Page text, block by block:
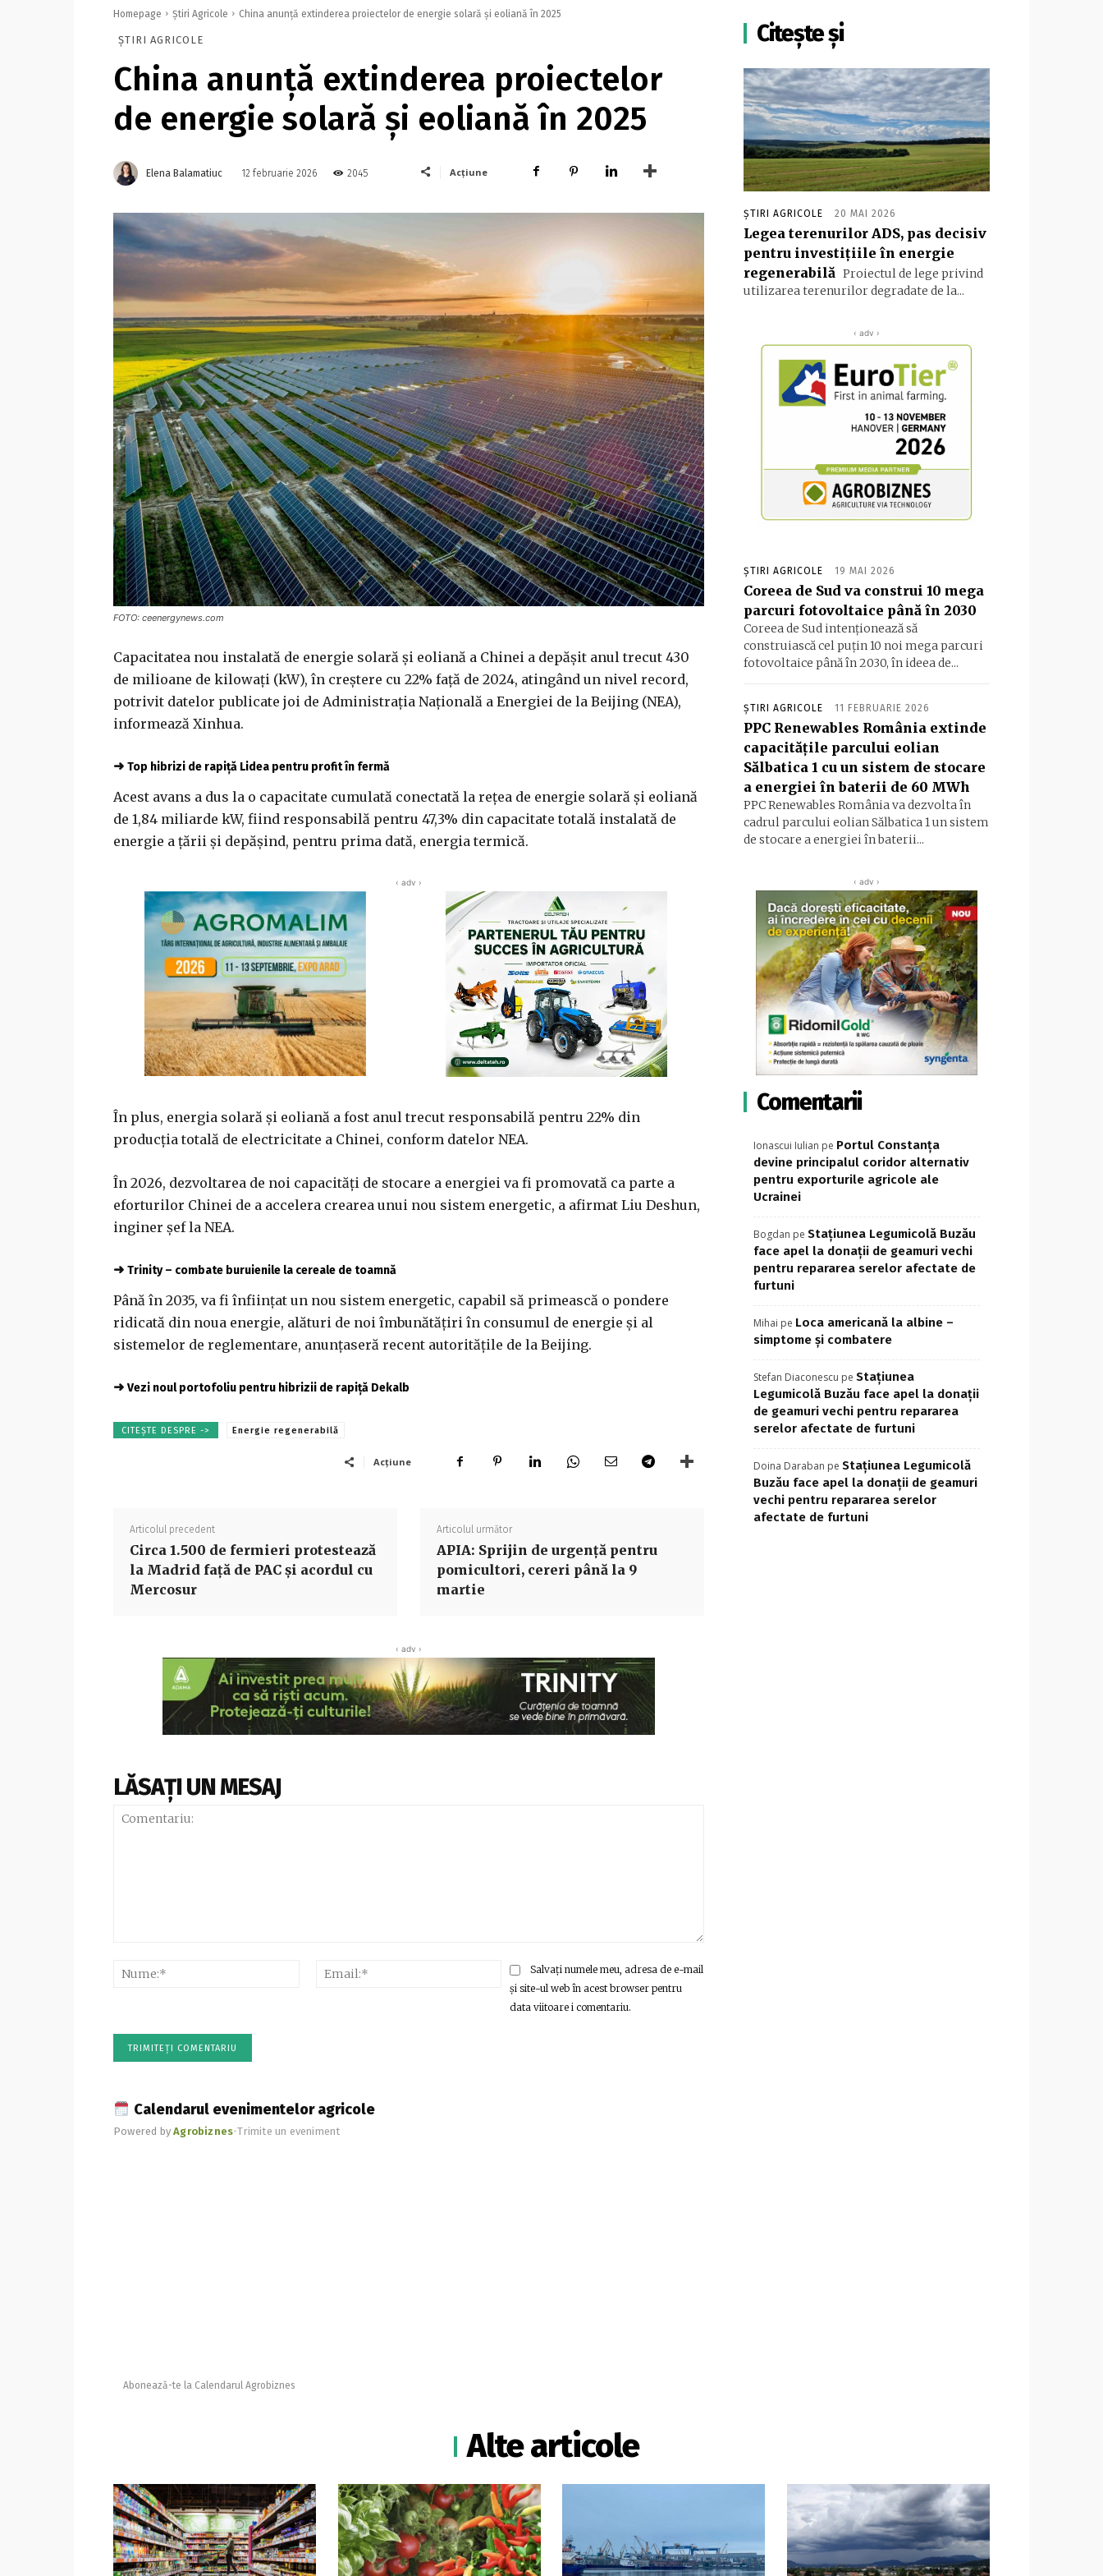
Homepage Știri Agricole China anunţă extinderea proiectelor de energie solară şi eoliană în 2025
ȘTIRI AGRICOLE
China anunţă extinderea proiectelor
de energie solară şi eoliană în 2025
Elena Balamatiuc 12 februarie 2026 2045 Acțiune
FOTO: ceenergynews.com
Capacitatea nou instalată de energie solară şi eoliană a Chinei a depăşit anul trecut 430
de milioane de kilowaţi (kW), în creştere cu 22% faţă de 2024, atingând un nivel record,
potrivit datelor publicate joi de Administraţia Naţională a Energiei de la Beijing (NEA),
informează Xinhua.
➜ Top hibrizi de rapiță Lidea pentru profit în fermă
Acest avans a dus la o capacitate cumulată conectată la reţea de energie solară şi eoliană
de 1,84 miliarde kW, fiind responsabilă pentru 47,3% din capacitate totală instalată de
energie a ţării şi depăşind, pentru prima dată, energia termică.
‹ adv ›
În plus, energia solară şi eoliană a fost anul trecut responsabilă pentru 22% din
producţia totală de electricitate a Chinei, conform datelor NEA.
În 2026, dezvoltarea de noi capacităţi de stocare a energiei va fi promovată ca parte a
eforturilor Chinei de a accelera crearea unui nou sistem energetic, a afirmat Liu Deshun,
inginer şef la NEA.
➜ Trinity – combate buruienile la cereale de toamnă
Până în 2035, va fi înfiinţat un nou sistem energetic, capabil să primească o pondere
ridicată din noua energie, alături de noi îmbunătăţiri în consumul de energie şi al
sistemelor de reglementare, anunţaseră recent autorităţile de la Beijing.
➜ Vezi noul portofoliu pentru hibrizii de rapiță Dekalb
CITEȘTE DESPRE -> Energie regenerabilă
Acțiune
Articolul precedent
Circa 1.500 de fermieri protestează
la Madrid faţă de PAC şi acordul cu
Mercosur
Articolul următor
APIA: Sprijin de urgență pentru
pomicultori, cereri până la 9
martie
‹ adv ›
LĂSAȚI UN MESAJ
Nume:*
Email:*Salvați numele meu, adresa de e-mail
și site-ul web în acest browser pentru
data viitoare i comentariu.
Calendarul evenimentelor agricole
Powered byAgrobiznes•Trimite un eveniment
Abonează-te la Calendarul Agrobiznes
Citește și
ȘTIRI AGRICOLE 20 MAI 2026
Legea terenurilor ADS, pas decisiv
pentru investițiile în energie
regenerabilă Proiectul de lege privind
utilizarea terenurilor degradate de la...
‹ adv ›
ȘTIRI AGRICOLE 19 MAI 2026
Coreea de Sud va construi 10 mega
parcuri fotovoltaice până în 2030
Coreea de Sud intenţionează să
construiască cel puţin 10 noi mega parcuri
fotovoltaice până în 2030, în ideea de...
ȘTIRI AGRICOLE 11 FEBRUARIE 2026
PPC Renewables România extinde
capacităţile parcului eolian
Sălbatica 1 cu un sistem de stocare
a energiei în baterii de 60 MWh
PPC Renewables România va dezvolta în
cadrul parcului eolian Sălbatica 1 un sistem
de stocare a energiei în baterii...
‹ adv ›
Comentarii
Ionascui Iulian pe Portul Constanța
devine principalul coridor alternativ
pentru exporturile agricole ale
Ucrainei
Bogdan pe Stațiunea Legumicolă Buzău
face apel la donații de geamuri vechi
pentru repararea serelor afectate de
furtuni
Mihai pe Loca americană la albine –
simptome și combatere
Stefan Diaconescu pe Stațiunea
Legumicolă Buzău face apel la donații
de geamuri vechi pentru repararea
serelor afectate de furtuni
Doina Daraban pe Stațiunea Legumicolă
Buzău face apel la donații de geamuri
vechi pentru repararea serelor
afectate de furtuni
Alte articole